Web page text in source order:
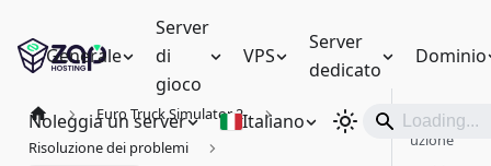
Generale
Server
di
gioco
VPS
Server
dedicato
Dominio
Noleggia un server Italiano
Euro Truck Simulator 2
Risoluzione dei problemi
Introd
uzione